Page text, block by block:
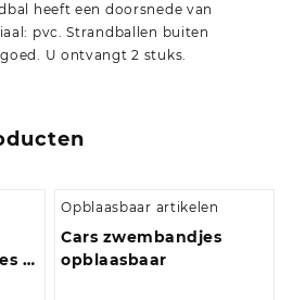
heeft een doorsnede van
pvc. Strandballen buiten
U ontvangt 2 stuks.
51
Opblaasbaar artikelen
Cars zwembandjes
opblaasbaar